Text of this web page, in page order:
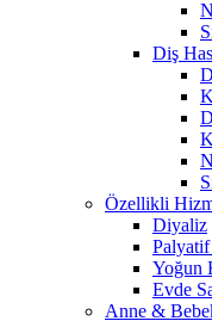
Diş
Özellikli
Diyaliz
Yoğun
Evde
Anne &